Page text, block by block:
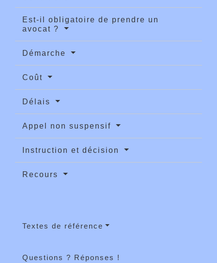
Est-il obligatoire de prendre un
avocat ?
Démarche
Coût
Délais
Appel non suspensif
Instruction et décision
Recours
Textes de référence
Questions ? Réponses !